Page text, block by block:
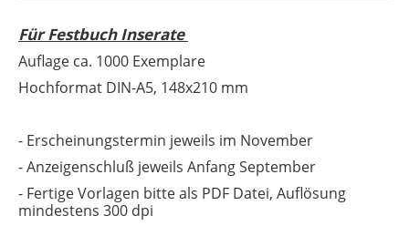
Für Festbuch Inserate
Auflage ca. 1000 Exemplare
Hochformat DIN-A5, 148x210 mm
- Erscheinungstermin jeweils im November
- Anzeigenschluß jeweils Anfang September
- Fertige Vorlagen bitte als PDF Datei, Auflösung
mindestens 300 dpi